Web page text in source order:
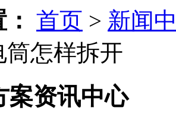
首页 > 新闻
筒怎样拆开
案资讯中心